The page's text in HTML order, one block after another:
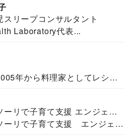
スリープコンサルタント
Laboratory代表...
年から料理家としてレシピ
ーリで子育て支援 エンジェル
究所所長
ーリで子育て支援 エンジェル